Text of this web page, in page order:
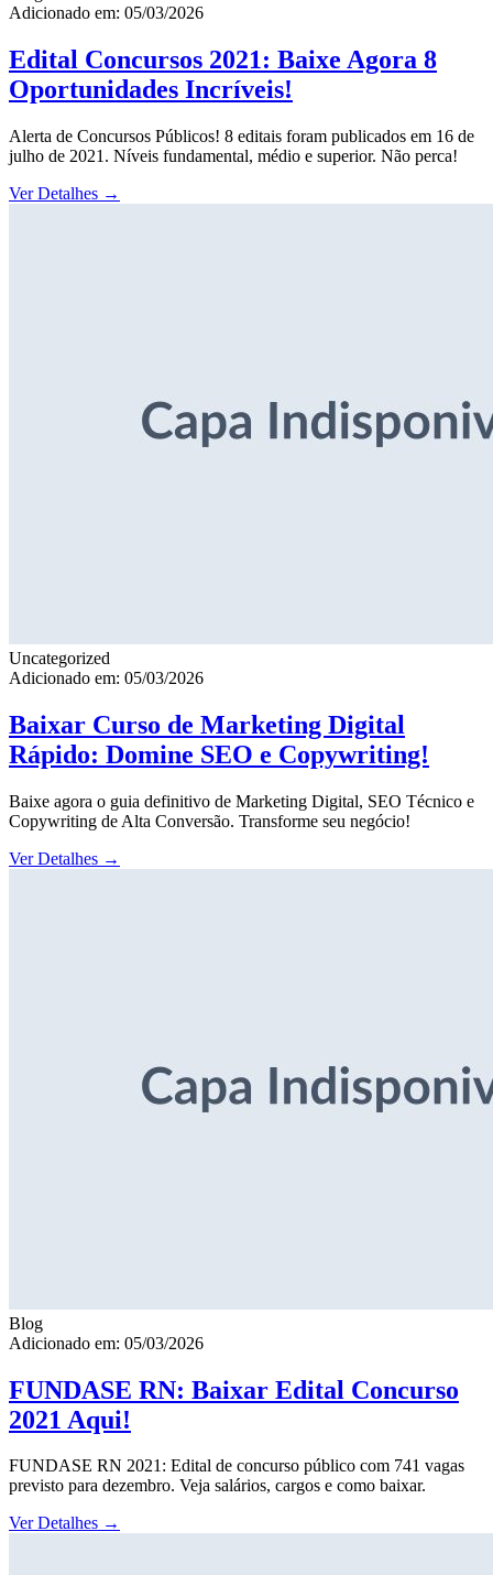
Adicionado em: 05/03/2026
Edital Concursos 2021: Baixe Agora 8
Oportunidades Incríveis!
Alerta de Concursos Públicos! 8 editais foram publicados em 16 de
julho de 2021. Níveis fundamental, médio e superior. Não perca!
Ver Detalhes →
Uncategorized
Adicionado em: 05/03/2026
Baixar Curso de Marketing Digital
Rápido: Domine SEO e Copywriting!
Baixe agora o guia definitivo de Marketing Digital, SEO Técnico e
Copywriting de Alta Conversão. Transforme seu negócio!
Ver Detalhes →
Blog
Adicionado em: 05/03/2026
FUNDASE RN: Baixar Edital Concurso
2021 Aqui!
FUNDASE RN 2021: Edital de concurso público com 741 vagas
previsto para dezembro. Veja salários, cargos e como baixar.
Ver Detalhes →